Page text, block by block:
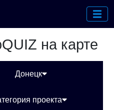
на карте
Донецк
проекта